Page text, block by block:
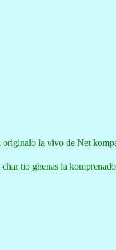
la vivo de Net
tio ghenas la